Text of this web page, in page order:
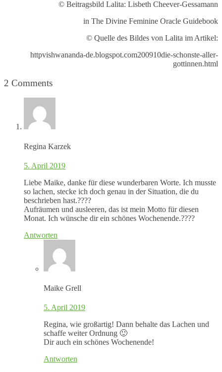
© Beitragsbild Lalita: Lisbeth Cheever-Gessamann
in The Divine Feminine Oracle Guidebook
© Quelle des Bildes von Lalita im Artikel:
httpvishwananda-de.blogspot.com200910die-schonste-aller-
gottinnen.html
2 Comments
Regina Karzek
5. April 2019
Liebe Maike, danke für diese wunderbaren Worte. Ich musste
so lachen, stecke ich doch genau in der Situation, die du
beschrieben hast.????
Aufräumen und ausleeren, das ist mein Motto für diesen
Monat. Ich wünsche dir ein schönes Wochenende.????
Antworten
Maike Grell
5. April 2019
Regina, wie großartig! Dann behalte das Lachen und
schaffe weiter Ordnung 🙂
Dir auch ein schönes Wochenende!
Antworten